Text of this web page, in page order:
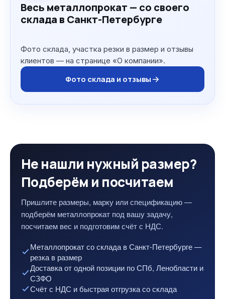
Весь металлопрокат — со своего
склада в Санкт-Петербурге
Фото склада, участка резки в размер и отзывы
клиентов — на странице «О компании».
Фото склада и отзывы
Не нашли нужный размер?
Подберём и посчитаем
Пришлите размеры, марку или спецификацию —
подберём металлопрокат под вашу задачу,
посчитаем вес и подготовим счёт с НДС.
Металлопрокат со склада в Санкт-Петербурге —
резка в размер
Доставка от одной позиции по СПб, Ленобласти и
СЗФО
Счёт с НДС и быстрая отгрузка со склада